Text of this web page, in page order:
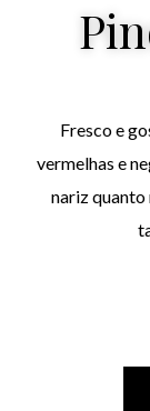
Fresco e
vermelhas e
nariz quanto